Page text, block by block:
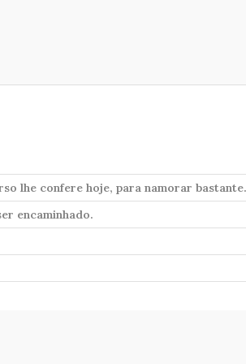
lhe confere hoje, para namorar bastante.
encaminhado.